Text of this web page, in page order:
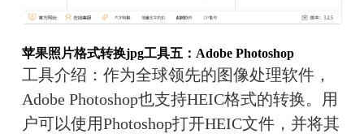
苹果照片格式转换jpg工具五：Adobe Photoshop
工具介绍： 作为全球领先的图像处理软件，
Adobe Photoshop也支持HEIC格式的转换。用
户可以使用Photoshop打开HEIC文件，并将其